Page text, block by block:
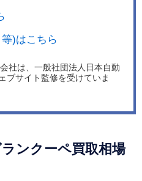
)はこちら
社は、一般社団法人日本自動
ブサイト監修を受けていま
ンクーペ買取相場